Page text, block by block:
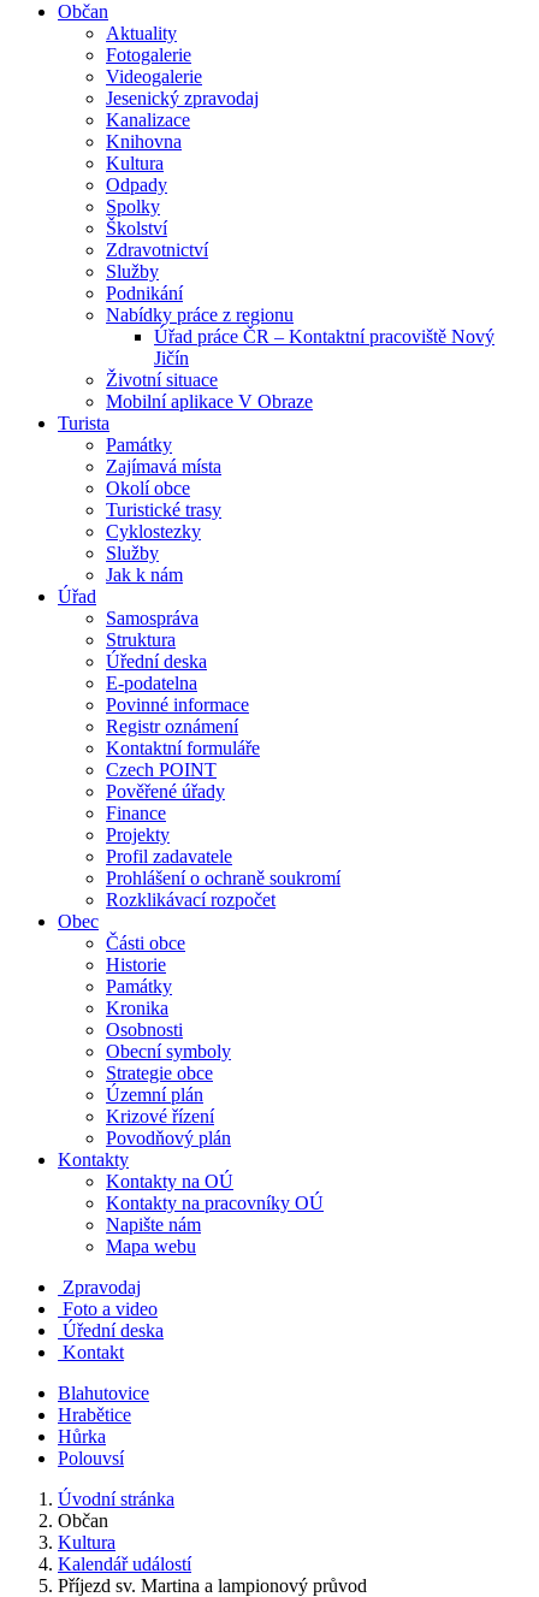
Občan
Aktuality
Fotogalerie
Videogalerie
Jesenický zpravodaj
Kanalizace
Knihovna
Kultura
Odpady
Spolky
Školství
Zdravotnictví
Služby
Podnikání
Nabídky práce z regionu
Úřad práce ČR – Kontaktní pracoviště Nový
Jičín
Životní situace
Mobilní aplikace V Obraze
Turista
Památky
Zajímavá místa
Okolí obce
Turistické trasy
Cyklostezky
Služby
Jak k nám
Úřad
Samospráva
Struktura
Úřední deska
E-podatelna
Povinné informace
Registr oznámení
Kontaktní formuláře
Czech POINT
Pověřené úřady
Finance
Projekty
Profil zadavatele
Prohlášení o ochraně soukromí
Rozklikávací rozpočet
Obec
Části obce
Historie
Památky
Kronika
Osobnosti
Obecní symboly
Strategie obce
Územní plán
Krizové řízení
Povodňový plán
Kontakty
Kontakty na OÚ
Kontakty na pracovníky OÚ
Napište nám
Mapa webu
Zpravodaj
Foto a video
Úřední deska
Kontakt
Blahutovice
Hrabětice
Hůrka
Polouvsí
Úvodní stránka
Občan
Kultura
Kalendář událostí
Příjezd sv. Martina a lampionový průvod